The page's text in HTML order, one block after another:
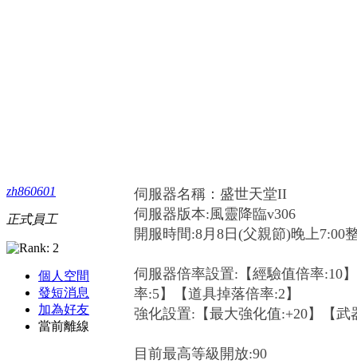
zh860601
正式員工
個人空間
發短消息
加為好友
當前離線
伺服器名稱：盛世天堂II
伺服器版本:風靈降臨v306
開服時間:8月8日(父親節)晚上7:00
伺服器倍率設置:【經驗值倍率:10
率:5】【道具掉落倍率:2】
強化設置:【最大強化值:+20】【
目前最高等級開放:90